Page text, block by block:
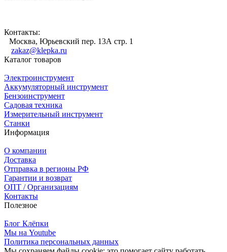
Контакты:
Москва, Юрьевский пер. 13А стр. 1
zakaz@klepka.ru
Каталог товаров
Электроинструмент
Аккумуляторный инструмент
Бензоинструмент
Садовая техника
Измерительный инструмент
Станки
Информация
О компании
Доставка
Отправка в регионы РФ
Гарантии и возврат
ОПТ / Организациям
Контакты
Полезное
Блог Клёпки
Мы на Youtube
Политика персональных данных